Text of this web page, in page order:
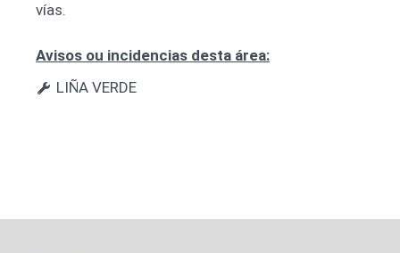
vías.
Avisos ou incidencias desta área:
LIÑA VERDE